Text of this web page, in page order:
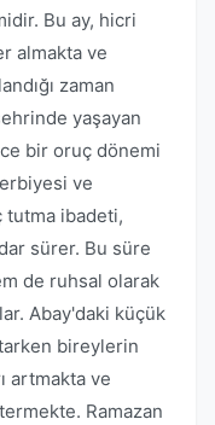
Bu ay, hicri
almakta ve
zaman
yaşayan
bir oruç dönemi
ve
tutma ibadeti,
sürer. Bu süre
de ruhsal olarak
Abay'daki küçük
bireylerin
artmakta ve
Ramazan